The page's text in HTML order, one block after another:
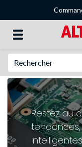
Restez au